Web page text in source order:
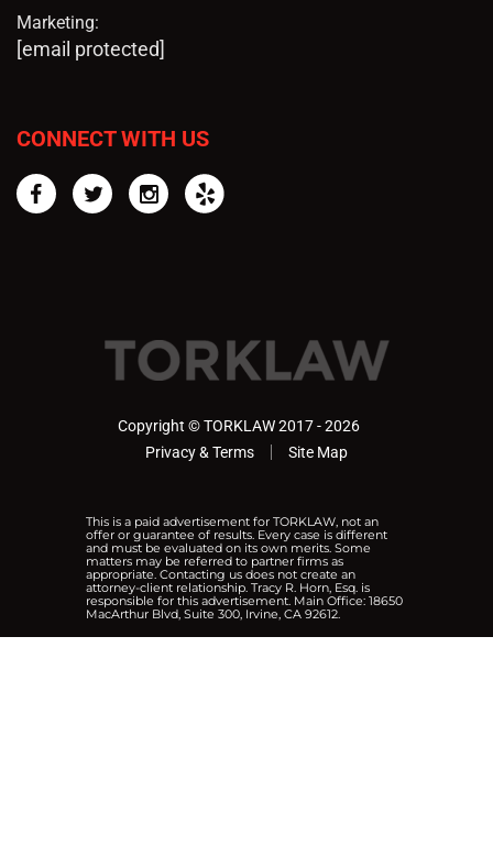
Marketing:
[email protected]
CONNECT WITH US
FacebookTwitterInstagram
Yelp
Copyright © TORKLAW 2017 - 2026
Privacy & Terms
Site Map
This is a paid advertisement for TORKLAW, not an
offer or guarantee of results. Every case is different
and must be evaluated on its own merits. Some
matters may be referred to partner firms as
appropriate. Contacting us does not create an
attorney-client relationship. Tracy R. Horn, Esq. is
responsible for this advertisement. Main Office: 18650
MacArthur Blvd, Suite 300, Irvine, CA 92612.